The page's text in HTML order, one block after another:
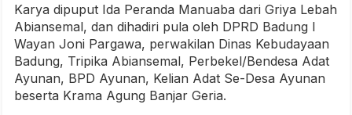
Karya dipuput Ida Peranda Manuaba dari Griya Lebah
Abiansemal, dan dihadiri pula oleh DPRD Badung I
Wayan Joni Pargawa, perwakilan Dinas Kebudayaan
Badung, Tripika Abiansemal, Perbekel/Bendesa Adat
Ayunan, BPD Ayunan, Kelian Adat Se-Desa Ayunan
beserta Krama Agung Banjar Geria.